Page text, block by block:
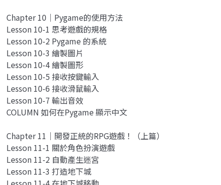
Chapter 10｜Pygame的使用方法
Lesson 10-1 思考遊戲的規格
Lesson 10-2 Pygame 的系統
Lesson 10-3 繪製圖片
Lesson 10-4 繪製圖形
Lesson 10-5 接收按鍵輸入
Lesson 10-6 接收滑鼠輸入
Lesson 10-7 輸出音效
COLUMN 如何在Pygame 顯示中文
Chapter 11｜開發正統的RPG遊戲！（上篇）
Lesson 11-1 關於角色扮演遊戲
Lesson 11-2 自動產生迷宮
Lesson 11-3 打造地下城